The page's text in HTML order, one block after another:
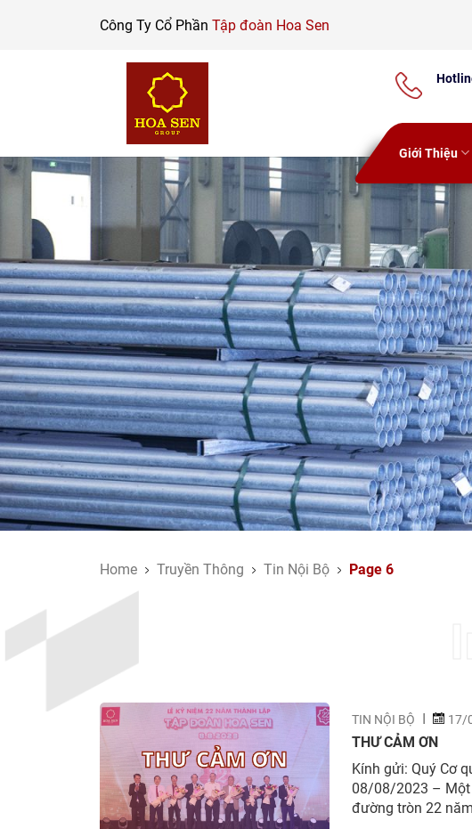
Công Ty Cổ Phần Tập đoàn Hoa Sen
Giới Thiệu
Home Truyền Thông Tin Nội Bộ Page 6
TIN NỘI BỘ 17/
THƯ CẢM ƠN
Kính gửi: Quý Cơ
08/08/2023 – Một
đường tròn 22